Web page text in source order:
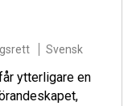
Svensk
ytterligare en